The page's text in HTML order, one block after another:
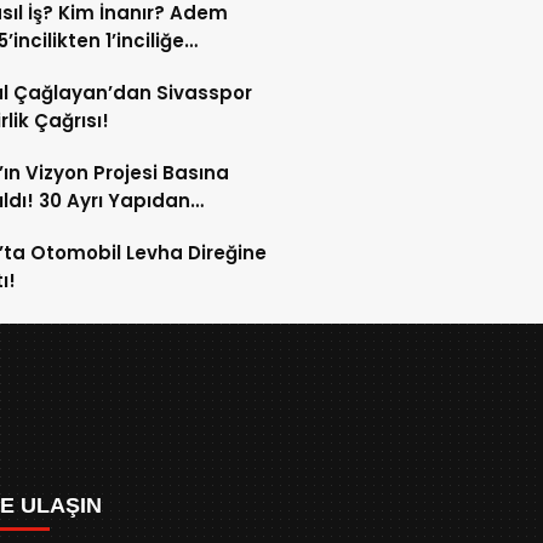
İş? Kim İnanır? Adem
1’inciliğe
Çağlayan’dan Sivasspor
Çağrısı!
Vizyon Projesi Basına
30 Ayrı Yapıdan
Otomobil Levha Direğine
ULAŞIN